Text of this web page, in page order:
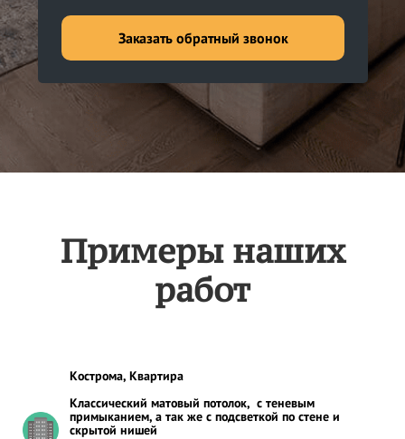
Заказать обратный звонок
Примеры наших
работ
Кострома, Квартира
Классический матовый потолок, с теневым
примыканием, а так же с подсветкой по стене и
скрытой нишей